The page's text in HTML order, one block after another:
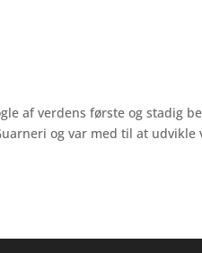
af verdens første og stadig
og var med til at udvikle